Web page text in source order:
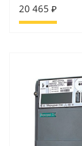
20 465 ₽